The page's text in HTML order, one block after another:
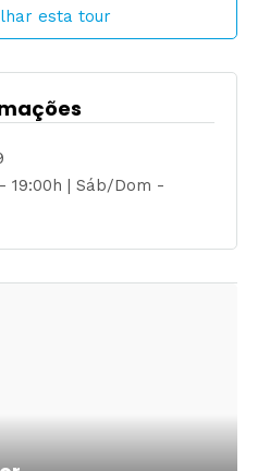
esta tour
19:00h | Sáb/Dom -